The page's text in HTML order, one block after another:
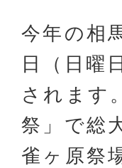
今年の相
日（日曜
されます
祭」で総
雀ヶ原祭